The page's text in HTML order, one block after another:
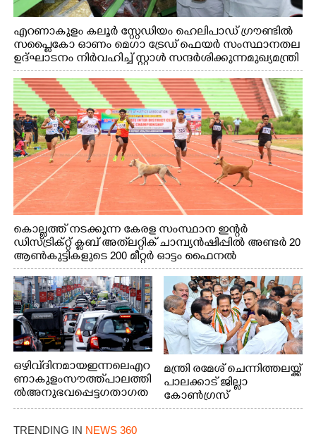
എറണാകുളം കലൂർ സ്റ്റേഡിയം ഹെലിപാഡ് ഗ്രൗണ്ടിൽ
സപ്ളൈകോ ഓണം മെഗാ ട്രേഡ് ഫെയർ സംസ്ഥാനതല
ഉദ്ഘാടനം നിർവഹിച്ച് സ്റ്റാൾ സന്ദർശിക്കുന്ന മുഖ്യമന്ത്രി
വി.ഡി. സതീശൻ. മന്ത്രി അനൂപ് ജേക്കബ് സമീപം
കൊല്ലത്ത് നടക്കുന്ന കേരള സംസ്ഥാന ഇന്റർ
ഡിസ്ട്രിക്റ്റ് ക്ലബ് അത്‌ലറ്റിക് ചാമ്പ്യൻഷിപ്പിൽ അണ്ടർ 20
ആൺകുട്ടികളുടെ 200 മീറ്റർ ഓട്ടം ഫൈനൽ
മത്സരത്തിനിടെ സിന്തറ്റിക് ട്രാക്കിന് കുറുകെ ഓടുന്ന
നായകൾ.
ഒഴിവ് ദിനമായ ഇന്നലെ എറ
ണാകുളം സൗത്ത് പാലത്തി
ൽ അനുഭവപ്പെട്ട ഗതാഗത
ക്കുരുക്ക്
മന്ത്രി രമേശ് ചെന്നിത്തലയ്ക്ക്
പാലക്കാട് ജില്ലാ
കോൺഗ്രസ്
TRENDING IN NEWS 360